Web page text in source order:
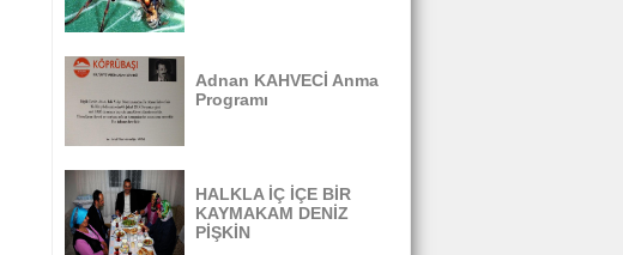
Adnan KAHVECİ Anma
Programı
HALKLA İÇ İÇE BİR
KAYMAKAM DENİZ
PİŞKİN